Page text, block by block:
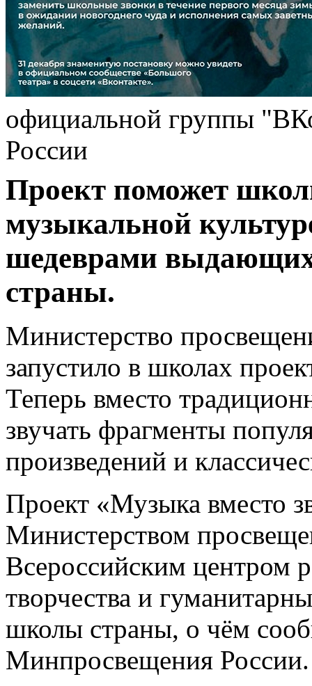
официальной группы
России
Проект поможет
музыкальной
шедеврами
страны.
Министерство
запустило в школах
Теперь вместо
звучать фрагменты
произведений и
Проект «Музыка вместо
Министерством
Всероссийским центром
творчества и
школы страны, о чём
Минпросвещения России.